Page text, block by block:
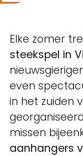
Elke zomer
steekspel in
even
in het zuiden
missen
aanhangers